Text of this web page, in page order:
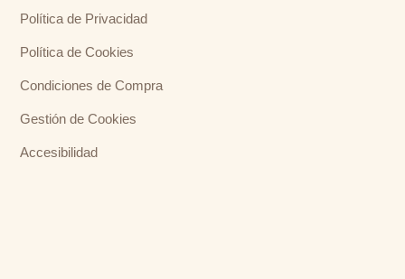
Política de Privacidad
Política de Cookies
Condiciones de Compra
Gestión de Cookies
Accesibilidad